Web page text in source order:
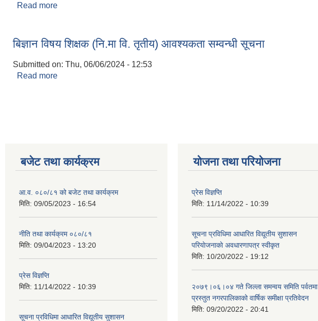
Read more
बिज्ञान विषय शिक्षक (नि.मा वि. तृतीय) आवश्यकता सम्वन्धी सूचना
Submitted on: Thu, 06/06/2024 - 12:53
Read more
बजेट तथा कार्यक्रम
आ.व. ०८०/८१ को बजेट तथा कार्यक्रम
मिति: 09/05/2023 - 16:54
नीति तथा कार्यक्रम ०८०/८१
मिति: 09/04/2023 - 13:20
प्रेस विज्ञप्ति
मिति: 11/14/2022 - 10:39
सूचना प्रविधिमा आधारित विद्यूतीय सुशासन
योजना तथा परियोजना
प्रेस विज्ञप्ति
मिति: 11/14/2022 - 10:39
सूचना प्रविधिमा आधारित विद्यूतीय सुशासन
परियाेजनाकाे अवधारणापत्र स्वीकृत
मिति: 10/20/2022 - 19:12
२०७९।०६।०४ गते जिल्ला समन्वय समिति पर्वतमा
प्रस्तुत नगरपालिकाको वार्षिक समीक्षा प्रतिवेदन
मिति: 09/20/2022 - 20:41